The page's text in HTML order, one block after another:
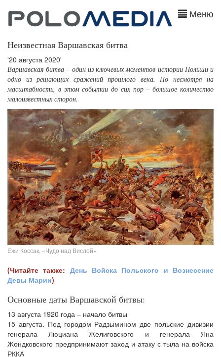
Меню
Неизвестная Варшавская битва
'20 августа 2020'
Варшавская битва – один из ключевых моментов истории Польши и
одно из решающих сражений прошлого века. Но несмотря на
масштабность, в этом событии до сих пор – большое количество
малоизвестных сторон.
Ежи Коссак, «Чудо над Вислой»
(Читайте также: День Войска Польского и Вознесение
Девы Марии)
Основные даты Варшавской битвы:
13 августа 1920 года – начало битвы
15 августа. Под городом Радзымином две польские дивизии
генерала Люциана Желиговского и генерала Яна
Жондковского предпринимают заход и атаку с тыла на войска
РККА